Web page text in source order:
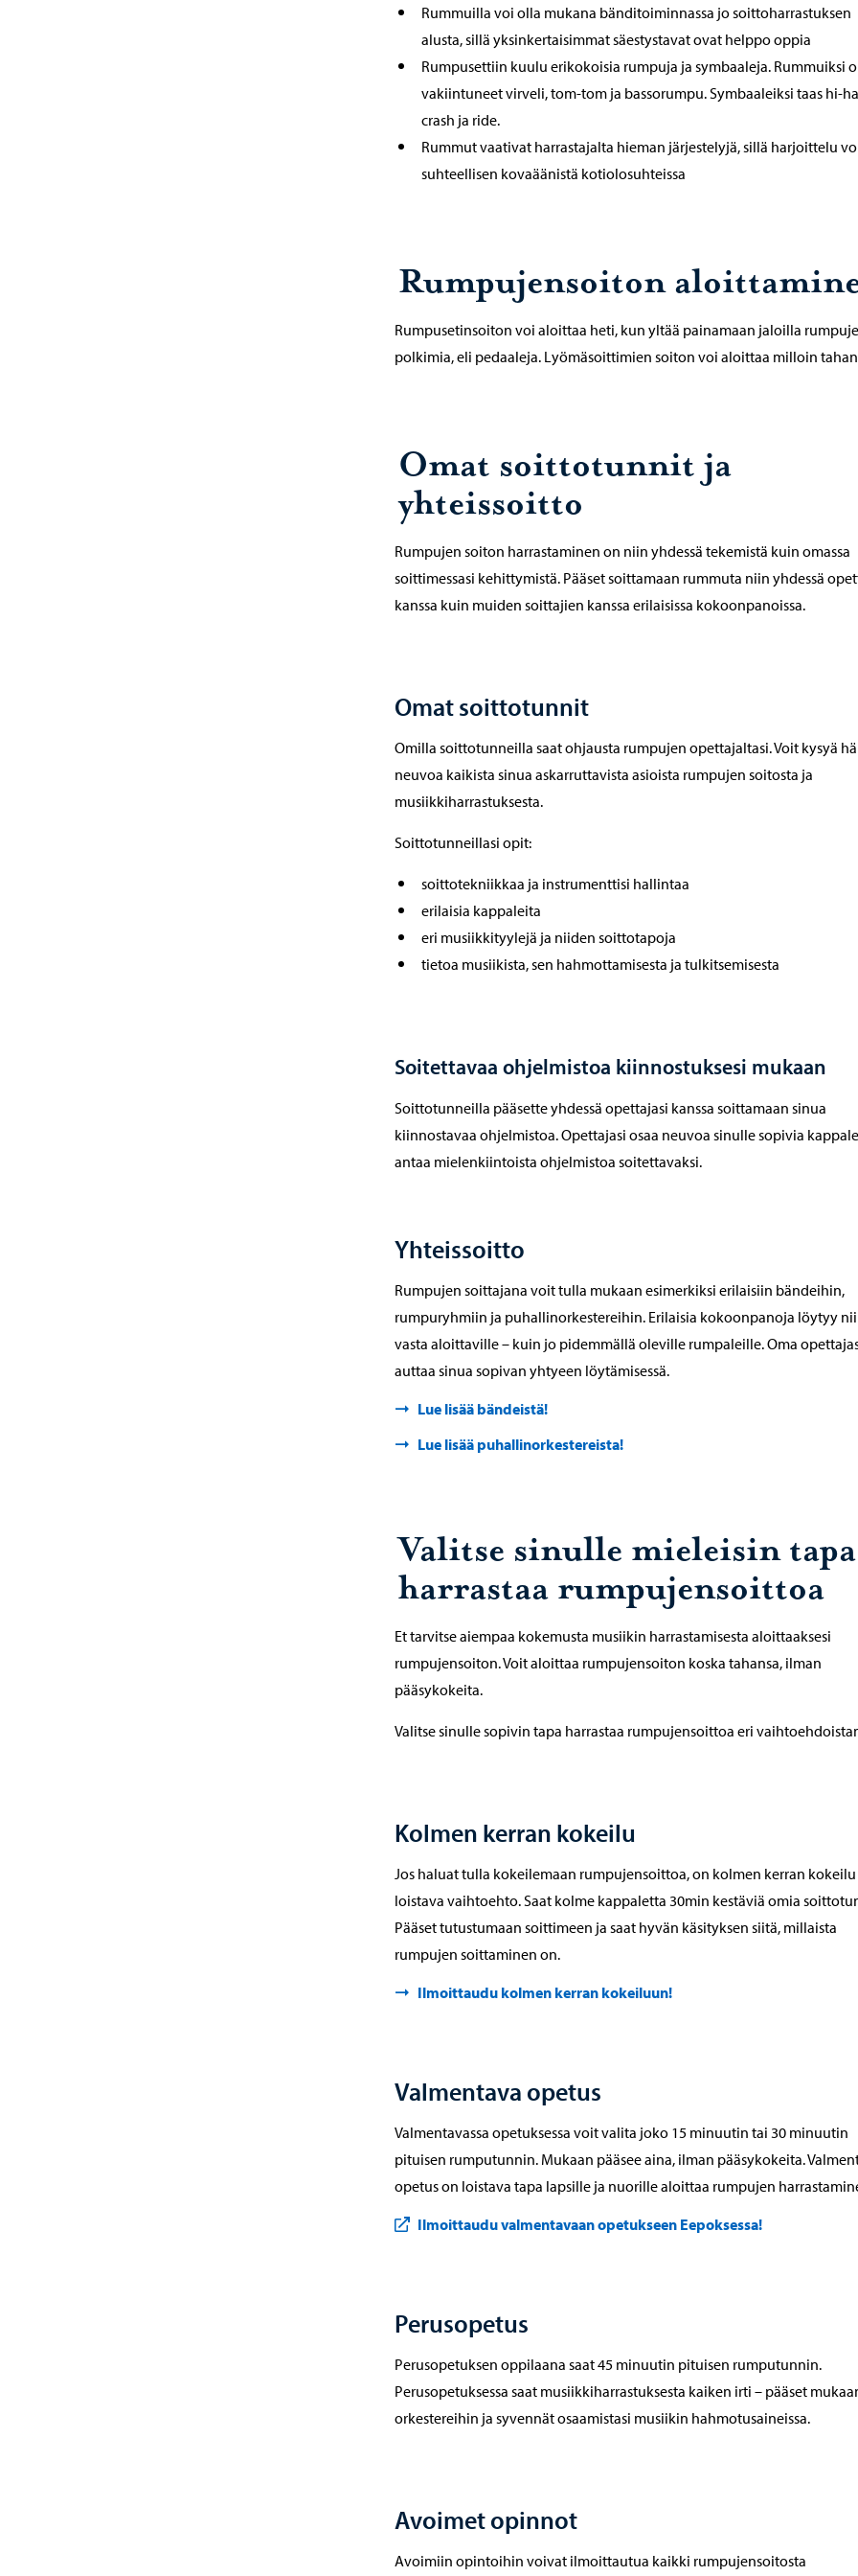
Rummuilla voi olla mukana bänditoiminnassa jo soittoharrastuksen
alusta, sillä yksinkertaisimmat säestystavat ovat helppo oppia
Rumpusettiin kuulu erikokoisia rumpuja ja symbaaleja. Rummuiksi
vakiintuneet virveli, tom-tom ja bassorumpu. Symbaaleiksi taas hi-
crash ja ride.
Rummut vaativat harrastajalta hieman järjestelyjä, sillä harjoittelu
suhteellisen kovaäänistä kotiolosuhteissa
Rumpujensoiton
Rumpusetinsoiton voi aloittaa heti, kun yltää painamaan jaloilla
polkimia, eli pedaaleja. Lyömäsoittimien soiton voi aloittaa milloin
Omat soittotunnit ja
yhteissoitto
Rumpujen soiton harrastaminen on niin yhdessä tekemistä kuin omassa
soittimessasi kehittymistä. Pääset soittamaan rummuta niin yhdessä
kanssa kuin muiden soittajien kanssa erilaisissa kokoonpanoissa.
Omat soittotunnit
Omilla soittotunneilla saat ohjausta rumpujen opettajaltasi. Voit kysyä
neuvoa kaikista sinua askarruttavista asioista rumpujen soitosta ja
musiikkiharrastuksesta.
Soittotunneillasi opit:
soittotekniikkaa ja instrumenttisi hallintaa
erilaisia kappaleita
eri musiikkityylejä ja niiden soittotapoja
tietoa musiikista, sen hahmottamisesta ja tulkitsemisesta
Soitettavaa ohjelmistoa kiinnostuksesi mukaan
Soittotunneilla pääsette yhdessä opettajasi kanssa soittamaan sinua
kiinnostavaa ohjelmistoa. Opettajasi osaa neuvoa sinulle sopivia
antaa mielenkiintoista ohjelmistoa soitettavaksi.
Yhteissoitto
Rumpujen soittajana voit tulla mukaan esimerkiksi erilaisiin bändeihin,
rumpuryhmiin ja puhallinorkestereihin. Erilaisia kokoonpanoja löytyy
vasta aloittaville – kuin jo pidemmällä oleville rumpaleille. Oma
auttaa sinua sopivan yhtyeen löytämisessä.
Lue lisää bändeistä!
Lue lisää puhallinorkestereista!
Valitse sinulle mieleisin tapa
harrastaa rumpujensoittoa
Et tarvitse aiempaa kokemusta musiikin harrastamisesta aloittaaksesi
rumpujensoiton. Voit aloittaa rumpujensoiton koska tahansa, ilman
pääsykokeita.
Valitse sinulle sopivin tapa harrastaa rumpujensoittoa eri
Kolmen kerran kokeilu
Jos haluat tulla kokeilemaan rumpujensoittoa, on kolmen kerran kokeilu
loistava vaihtoehto. Saat kolme kappaletta 30min kestäviä omia
Pääset tutustumaan soittimeen ja saat hyvän käsityksen siitä, millaista
rumpujen soittaminen on.
Ilmoittaudu kolmen kerran kokeiluun!
Valmentava opetus
Valmentavassa opetuksessa voit valita joko 15 minuutin tai 30 minuutin
pituisen rumputunnin. Mukaan pääsee aina, ilman pääsykokeita.
opetus on loistava tapa lapsille ja nuorille aloittaa rumpujen
Ilmoittaudu valmentavaan opetukseen Eepoksessa!
Perusopetus
Perusopetuksen oppilaana saat 45 minuutin pituisen rumputunnin.
Perusopetuksessa saat musiikkiharrastuksesta kaiken irti – pääset
orkestereihin ja syvennät osaamistasi musiikin hahmotusaineissa.
Avoimet opinnot
Avoimiin opintoihin voivat ilmoittautua kaikki rumpujensoitosta